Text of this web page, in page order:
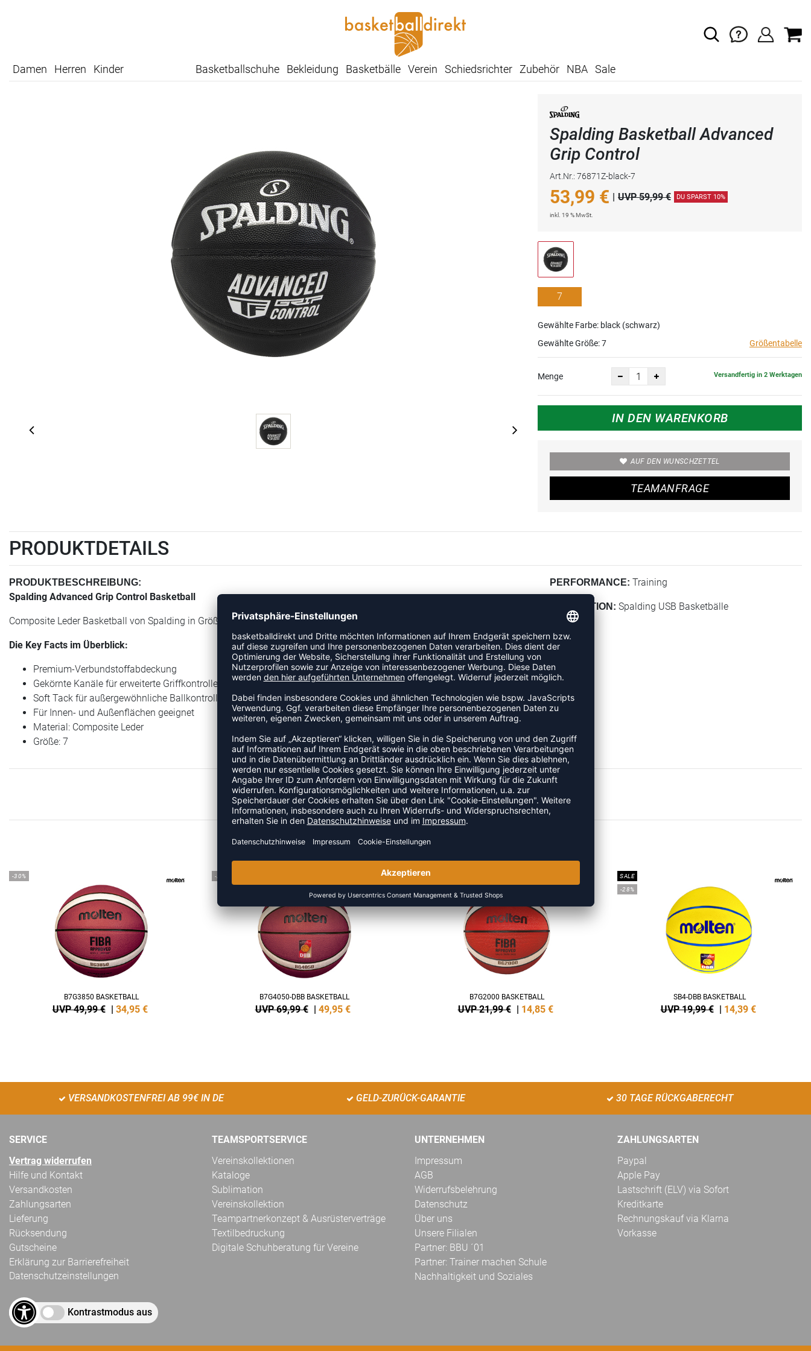
Damen Herren Kinder Basketballschuhe Bekleidung Basketbälle Verein Schiedsrichter Zubehör NBA Sale
Spalding Basketball Advanced
Grip Control
Art.Nr.: 76871Z-black-7
53,99 € | UVP 59,99 € DU SPARST 10%
inkl. 19 % MwSt.
7
Gewählte Farbe: black (schwarz)
Gewählte Größe:7 Größentabelle
Menge Versandfertig in 2 Werktagen
IN DEN WARENKORB
AUF DEN WUNSCHZETTEL
TEAMANFRAGE
PRODUKTDETAILS
PRODUKTBESCHREIBUNG:
Spalding Advanced Grip Control Basketball
Composite Leder Basketball von Spalding in Größe 7.
Die Key Facts im Überblick:
Premium-Verbundstoffabdeckung
Gekörnte Kanäle für erweiterte Griffkontrolle
Soft Tack für außergewöhnliche Ballkontrolle
Für Innen- und Außenflächen geeignet
Material: Composite Leder
Größe: 7
PERFORMANCE: Training
KOLLEKTION: Spalding USB Basketbälle
ZULETZT ANGESEHEN
MEHR AUS DER KATEGORIE BASKETBÄLLE
-30%
B7G3850 BASKETBALL
UVP 49,99 € 34,95 €
-29%
B7G4050-DBB BASKETBALL
UVP 69,99 € 49,95 €
SALE
B7G2000 BASKETBALL
UVP 21,99 € 14,85 €
SALE
-28%
SB4-DBB BASKETBALL
UVP 19,99 € 14,39 €
VERSANDKOSTENFREI AB 99€ IN DE GELD-ZURÜCK-GARANTIE 30 TAGE RÜCKGABERECHT
SERVICE
Vertrag widerrufen
Hilfe und Kontakt
Versandkosten
Zahlungsarten
Lieferung
Rücksendung
Gutscheine
Erklärung zur Barrierefreiheit
Datenschutzeinstellungen
Kontrastmodus aus
TEAMSPORTSERVICE
Vereinskollektionen
Kataloge
Sublimation
Vereinskollektion
Teampartnerkonzept & Ausrüsterverträge
Textilbedruckung
Digitale Schuhberatung für Vereine
UNTERNEHMEN
Impressum
AGB
Widerrufsbelehrung
Datenschutz
Über uns
Unsere Filialen
Partner: BBU ´01
Partner: Trainer machen Schule
Nachhaltigkeit und Soziales
ZAHLUNGSARTEN
Paypal
Apple Pay
Lastschrift (ELV) via Sofort
Kreditkarte
Rechnungskauf via Klarna
Vorkasse